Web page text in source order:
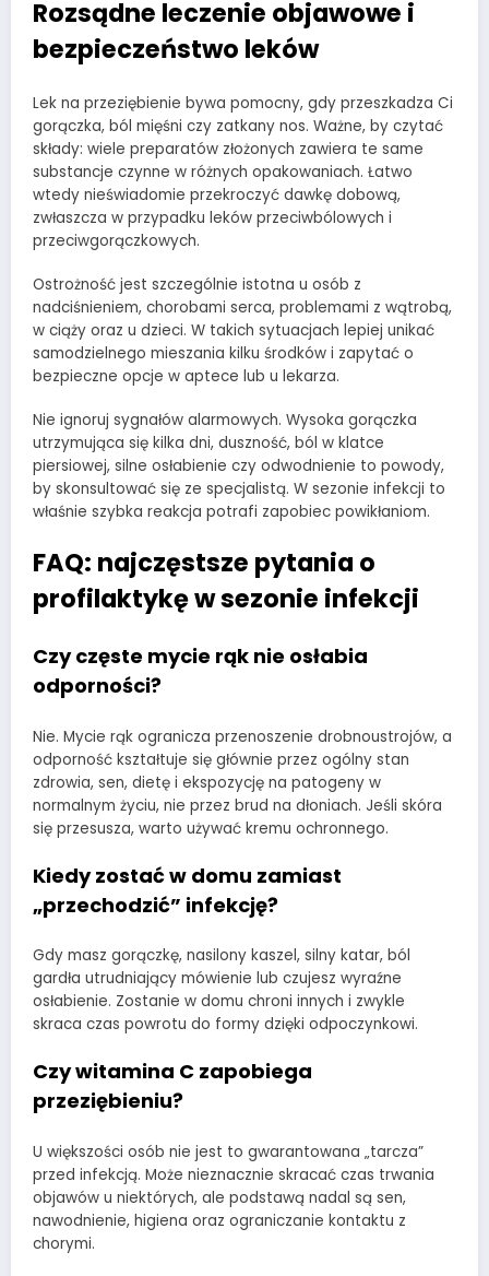
Rozsądne leczenie objawowe i
bezpieczeństwo leków
Lek na przeziębienie bywa pomocny, gdy przeszkadza Ci
gorączka, ból mięśni czy zatkany nos. Ważne, by czytać
składy: wiele preparatów złożonych zawiera te same
substancje czynne w różnych opakowaniach. Łatwo
wtedy nieświadomie przekroczyć dawkę dobową,
zwłaszcza w przypadku leków przeciwbólowych i
przeciwgorączkowych.
Ostrożność jest szczególnie istotna u osób z
nadciśnieniem, chorobami serca, problemami z wątrobą,
w ciąży oraz u dzieci. W takich sytuacjach lepiej unikać
samodzielnego mieszania kilku środków i zapytać o
bezpieczne opcje w aptece lub u lekarza.
Nie ignoruj sygnałów alarmowych. Wysoka gorączka
utrzymująca się kilka dni, duszność, ból w klatce
piersiowej, silne osłabienie czy odwodnienie to powody,
by skonsultować się ze specjalistą. W sezonie infekcji to
właśnie szybka reakcja potrafi zapobiec powikłaniom.
FAQ: najczęstsze pytania o
profilaktykę w sezonie infekcji
Czy częste mycie rąk nie osłabia
odporności?
Nie. Mycie rąk ogranicza przenoszenie drobnoustrojów, a
odporność kształtuje się głównie przez ogólny stan
zdrowia, sen, dietę i ekspozycję na patogeny w
normalnym życiu, nie przez brud na dłoniach. Jeśli skóra
się przesusza, warto używać kremu ochronnego.
Kiedy zostać w domu zamiast
„przechodzić” infekcję?
Gdy masz gorączkę, nasilony kaszel, silny katar, ból
gardła utrudniający mówienie lub czujesz wyraźne
osłabienie. Zostanie w domu chroni innych i zwykle
skraca czas powrotu do formy dzięki odpoczynkowi.
Czy witamina C zapobiega
przeziębieniu?
U większości osób nie jest to gwarantowana „tarcza”
przed infekcją. Może nieznacznie skracać czas trwania
objawów u niektórych, ale podstawą nadal są sen,
nawodnienie, higiena oraz ograniczanie kontaktu z
chorymi.